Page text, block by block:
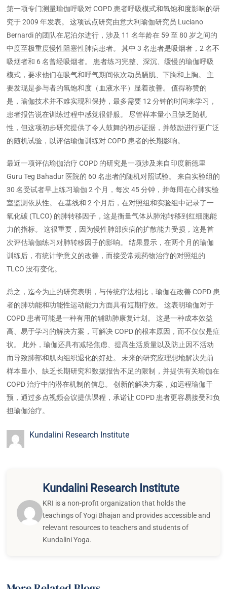
第一项专门测量瑜伽呼吸对 COPD 患者呼吸模式和氧饱和度影响的研
究于 2009 年发表。 这项试点研究由意大利瑜伽研究员 Luciano
Bernardi 的团队在尼泊尔进行，涉及 11 名年龄在 59 至 80 岁之间的
中度至极重度慢性阻塞性肺病患者。 其中 3 名患者是吸烟者，2 名不
吸烟者和 6 名曾经吸烟者。 患者练习完整、深沉、缓慢的瑜伽呼吸
模式，要求他们在吸气和呼气期间依次动员膈肌、下胸和上胸。 主
要发现是参与者的氧饱和度（血液水平）显着改善。 值得称赞的
是，瑜伽技术并不难实现和保持，最多需要 12 分钟的时间来学习，
患者报告说在训练过程中感觉很舒服。 尽管样本量小且缺乏随机
性，但这项初步研究提供了令人鼓舞的初步证据，并鼓励进行更广泛
的随机试验，以评估瑜伽训练对 COPD 患者的长期影响。
最近一项评估瑜伽治疗 COPD 的研究是一项涉及来自印度新德里
Guru Teg Bahadur 医院的 60 名患者的随机对照试验。 来自实验组的
30 名受试者早上练习瑜伽 2 个月，每次 45 分钟，并每周在心肺实验
室监测依从性。 在基线和 2 个月后，在对照组和实验组中记录了一
氧化碳 (TLCO) 的肺转移因子，这是衡量气体从肺泡转移到红细胞能
力的指标。 这很重要，因为慢性肺部疾病的扩散能力受损，这是首
次评估瑜伽练习对肺转移因子的影响。 结果显示，在两个月的瑜伽
训练后，有统计学意义的改善，而接受常规药物治疗的对照组的
TLCO 没有变化。
总之，迄今为止的研究表明，与传统疗法相比，瑜伽在改善 COPD 患
者的肺功能和功能性运动能力方面具有短期疗效。 这表明瑜伽对于
COPD 患者可能是一种有用的辅助肺康复计划。 这是一种成本效益
高、易于学习的解决方案，可解决 COPD 的根本原因，而不仅仅是症
状。 此外，瑜伽还具有减轻焦虑、提高生活质量以及防止因不活动
而导致肺部和肌肉组织退化的好处。 未来的研究应理想地解决先前
样本量小、缺乏长期研究和数据报告不足的限制，并提供有关瑜伽在
COPD 治疗中的潜在机制的信息。 创新的解决方案，如远程瑜伽干
预，通过多点视频会议提供课程，承诺让 COPD 患者更容易接受和负
担瑜伽治疗。
Kundalini Research Institute
Kundalini Research Institute
KRI is a non-profit organization that holds the
teachings of Yogi Bhajan and provides accessible and
relevant resources to teachers and students of
Kundalini Yoga.